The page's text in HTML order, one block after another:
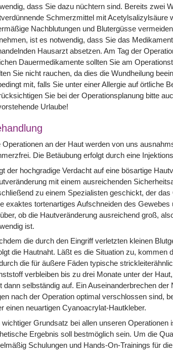
dass Sie dazu nüchtern sind. Bereits zwei
Schmerzmittel mit
Nachblutungen und Blutergüsse
ist es notwendig, dass Sie das
Hausarzt absetzen. Am Tag der
Dauermedikamente sollten Sie am
Sie nicht rauchen, da dies die Wundheilung
mit, falls Sie unter einer Allergie auf örtliche
Sie bei der Operationsplanung bitte
Urlaube!
Operationen an der Haut werden von uns
Die Betäubung erfolgt durch eine
der hochgradige Verdacht auf eine bösartige
mit einem ausreichenden
zu einem Spezialisten geschickt, der
exaktes tortenartiges Aufschneiden des
ob die Hautveränderung ausreichend groß,
ist.
die durch den Eingriff verletzten kleinen
die Hautnaht. Läßt es die Situation zu, kommen
die für äußere Fäden typische
verbleiben bis zu drei Monate unter der
dann selbständig auf. Ein Auseinanderbrechen
nach der Operation optimal verschlossen sind,
einen neuartigen Cyanoacrylat-Hautkleber.
wichtiger Grundsatz bei allen unseren
Ergebnis soll bestmöglich sein. Um die
Schulungen und Hands-On-Trainings für